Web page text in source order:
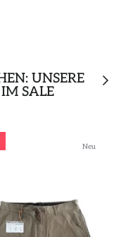
UNSERE
SALE
Neu